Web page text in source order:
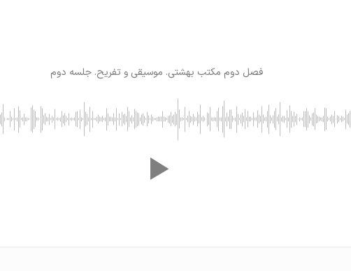
فصل دوم مکتب بهشتی. موسیقی و تفریح. جلسه دوم